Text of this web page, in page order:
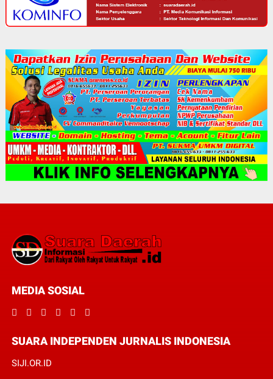
MEDIA SOSIAL
SUARA INDEPENDEN JURNALIS INDONESIA
SIJI.OR.ID